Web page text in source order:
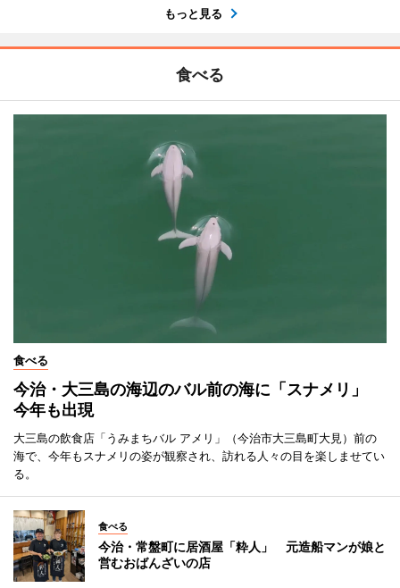
もっと見る
食べる
食べる
今治・大三島の海辺のバル前の海に「スナメリ」
今年も出現
大三島の飲食店「うみまちバル アメリ」（今治市大三島町大見）前の
海で、今年もスナメリの姿が観察され、訪れる人々の目を楽しませてい
る。
食べる
今治・常盤町に居酒屋「粋人」 元造船マンが娘と
営むおばんざいの店